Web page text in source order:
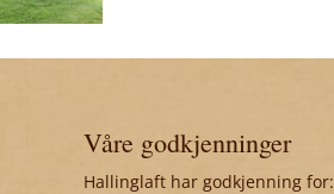
Våre godkjenninger
Hallinglaft har godkjenning for: